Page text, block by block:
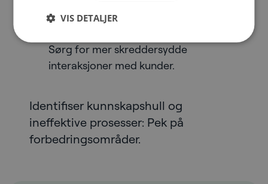
Sørg for mer skreddersydde
interaksjoner med kunder.
Identifiser kunnskapshull og
ineffektive prosesser: Pek på
forbedringsområder.
VIS DETALJER